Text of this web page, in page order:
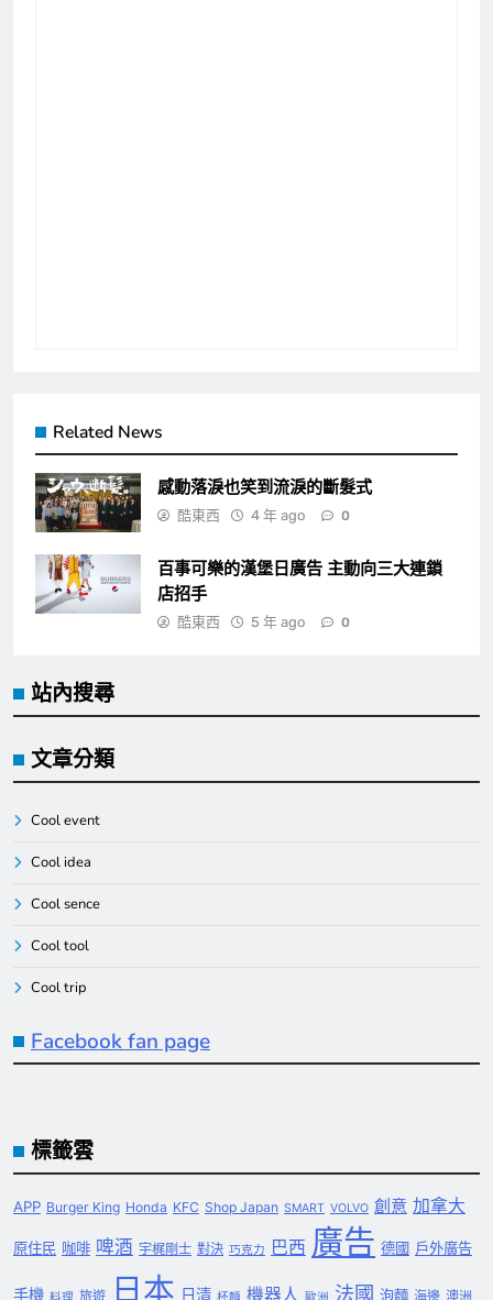
Related News
感動落淚也笑到流淚的斷髮式
酷東西 4 年 ago 0
百事可樂的漢堡日廣告 主動向三大連鎖
店招手
酷東西 5 年 ago 0
站內搜尋
文章分類
Cool event
Cool idea
Cool sence
Cool tool
Cool trip
Facebook fan page
標籤雲
APP Burger King Honda KFC Shop Japan SMART VOLVO 創意 加拿大
原住民 咖啡 啤酒 宇梶剛士 對決 巧克力 巴西 廣告 德國 戶外廣告
手機 料理 旅遊 日本 日清 杯麵 機器人 歐洲 法國 泡麵 海邊 澳洲